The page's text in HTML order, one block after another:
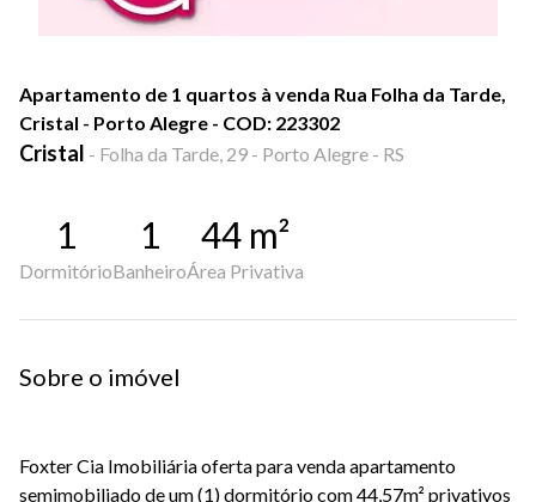
Apartamento de 1 quartos à venda Rua Folha da Tarde,
Cristal - Porto Alegre - COD: 223302
Cristal - Folha da Tarde, 29 - Porto Alegre - RS
1
Dormitório
1
Banheiro
44 m²
Área Privativa
Sobre o imóvel
Foxter Cia Imobiliária oferta para venda apartamento
semimobiliado de um (1) dormitório com 44,57m² privativos